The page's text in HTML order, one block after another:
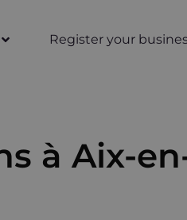
Register your
à Aix-